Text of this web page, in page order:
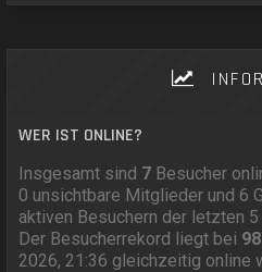
WER IST ONLINE?
Insgesamt sind 7 Besucher
0 unsichtbare Mitglieder und 6
aktiven Besuchern der letzten
Der Besucherrekord liegt bei
2026, 21:36 gleichzeitig online